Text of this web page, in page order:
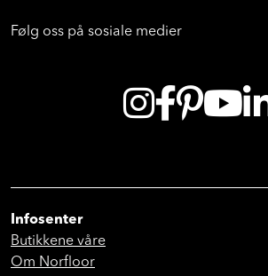
Følg oss på sosiale medier
Infosenter
Butikkene våre
Om Norfloor